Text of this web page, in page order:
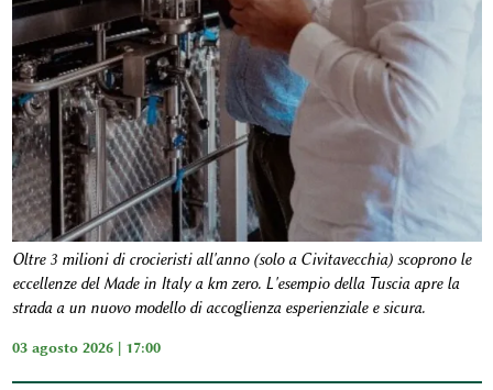
Oltre 3 milioni di crocieristi all'anno (solo a Civitavecchia) scoprono le
eccellenze del Made in Italy a km zero. L'esempio della Tuscia apre la
strada a un nuovo modello di accoglienza esperienziale e sicura.
03 agosto 2026 | 17:00